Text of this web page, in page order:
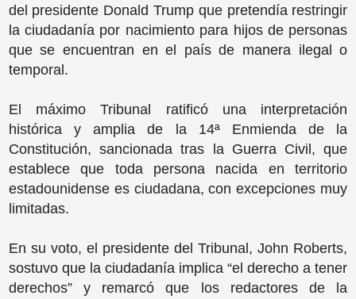
del presidente Donald Trump que pretendía restringir
la ciudadanía por nacimiento para hijos de personas
que se encuentran en el país de manera ilegal o
temporal.
El máximo Tribunal ratificó una interpretación
histórica y amplia de la 14ª Enmienda de la
Constitución, sancionada tras la Guerra Civil, que
establece que toda persona nacida en territorio
estadounidense es ciudadana, con excepciones muy
limitadas.
En su voto, el presidente del Tribunal, John Roberts,
sostuvo que la ciudadanía implica “el derecho a tener
derechos” y remarcó que los redactores de la